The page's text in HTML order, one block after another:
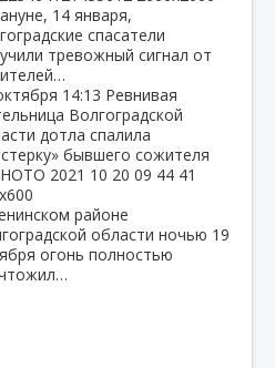
14 января,
спасатели
тревожный сигнал от
14:13 Ревнивая
Волгоградской
дотла спалила
бывшего сожителя
районе
области ночью 19
огонь полностью